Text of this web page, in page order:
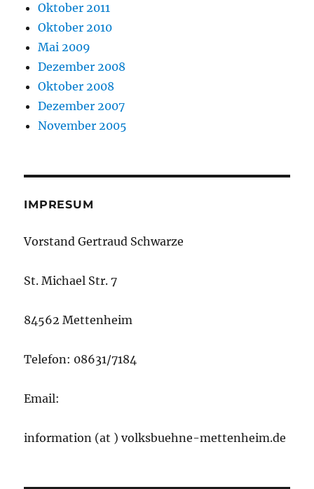
Oktober 2011
Oktober 2010
Mai 2009
Dezember 2008
Oktober 2008
Dezember 2007
November 2005
IMPRESUM
Vorstand Gertraud Schwarze
St. Michael Str. 7
84562 Mettenheim
Telefon: 08631/7184
Email:
information (at ) volksbuehne-mettenheim.de